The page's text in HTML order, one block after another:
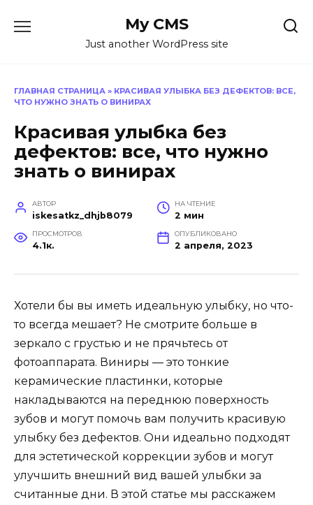
My CMS
Just another WordPress site
ГЛАВНАЯ СТРАНИЦА » КРАСИВАЯ УЛЫБКА БЕЗ ДЕФЕКТОВ: ВСЕ,
ЧТО НУЖНО ЗНАТЬ О ВИНИРАХ
Красивая улыбка без
дефектов: все, что нужно
знать о винирах
АВТОР
iskesatkz_dhjb8079
НА ЧТЕНИЕ
2 мин
ПРОСМОТРОВ
4.1к.
ОПУБЛИКОВАНО
2 апреля, 2023
Хотели бы вы иметь идеальную улыбку, но что-
то всегда мешает? Не смотрите больше в
зеркало с грустью и не прячьтесь от
фотоаппарата. Виниры — это тонкие
керамические пластинки, которые
накладываются на переднюю поверхность
зубов и могут помочь вам получить красивую
улыбку без дефектов. Они идеально подходят
для эстетической коррекции зубов и могут
улучшить внешний вид вашей улыбки за
считанные дни. В этой статье мы расскажем